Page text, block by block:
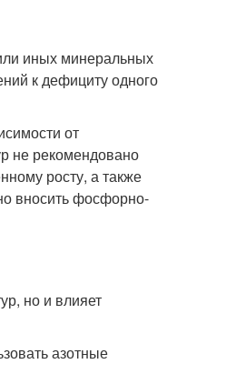
иных минеральных
к дефициту одного
от
не рекомендовано
росту, а также
вносить фосфорно-
но и влияет
азотные